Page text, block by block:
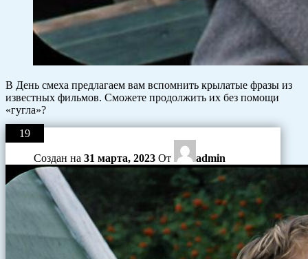
В День смеха предлагаем вам вспомнить крылатые фразы из
известных фильмов. Сможете продолжить их без помощи
«гугла»?
19
Создан на 31 марта, 2023От admin